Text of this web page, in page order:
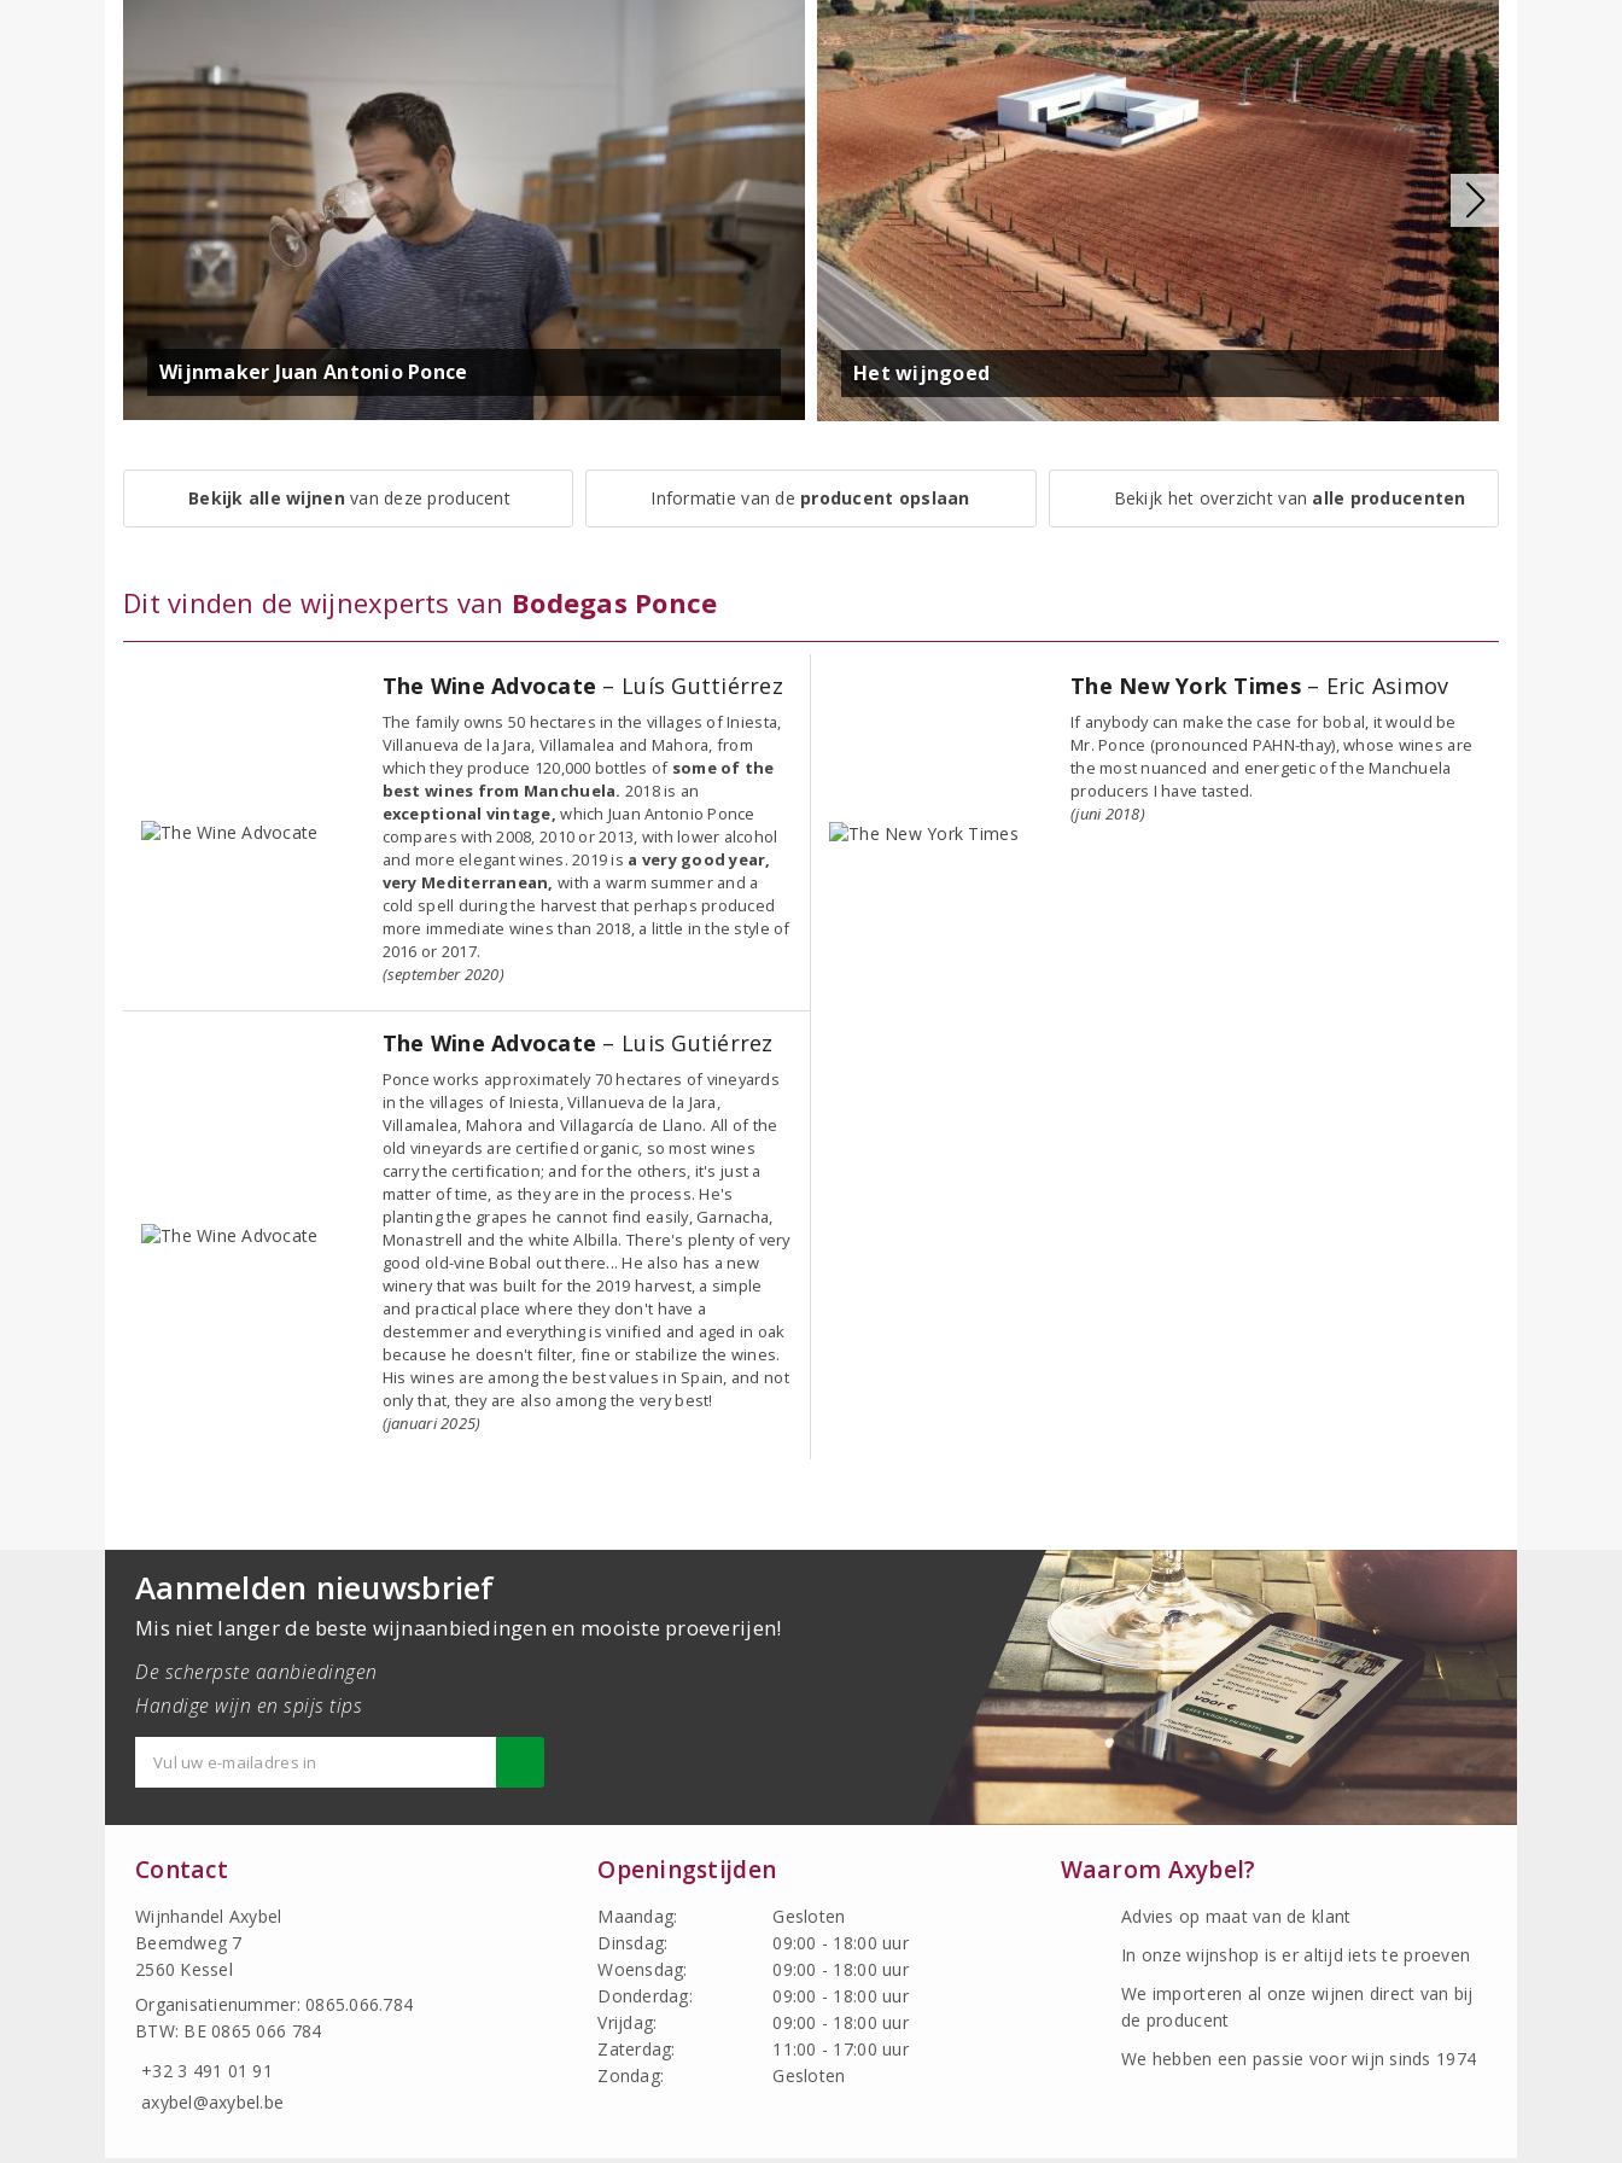
Wijnmaker Juan Antonio Ponce Het wijngoed
Bekijk alle wijnenvan deze producent Informatie van de producent opslaan Bekijk het overzicht van alle producenten
Dit vinden de wijnexperts van Bodegas Ponce
The Wine Advocate – Luís Guttiérrez
The family owns 50 hectares in the villages of Iniesta,
Villanueva de la Jara, Villamalea and Mahora, from
which they produce 120,000 bottles of some of the
best wines from Manchuela. 2018 is an
exceptional vintage, which Juan Antonio Ponce
compares with 2008, 2010 or 2013, with lower alcohol
and more elegant wines. 2019 is a very good year,
very Mediterranean, with a warm summer and a
cold spell during the harvest that perhaps produced
more immediate wines than 2018, a little in the style of
2016 or 2017.
(september 2020)
The New York Times – Eric Asimov
If anybody can make the case for bobal, it would be
Mr. Ponce (pronounced PAHN-thay), whose wines are
the most nuanced and energetic of the Manchuela
producers I have tasted.
(juni 2018)
The Wine Advocate – Luis Gutiérrez
Ponce works approximately 70 hectares of vineyards
in the villages of Iniesta, Villanueva de la Jara,
Villamalea, Mahora and Villagarcía de Llano. All of the
old vineyards are certified organic, so most wines
carry the certification; and for the others, it's just a
matter of time, as they are in the process. He's
planting the grapes he cannot find easily, Garnacha,
Monastrell and the white Albilla. There's plenty of very
good old-vine Bobal out there... He also has a new
winery that was built for the 2019 harvest, a simple
and practical place where they don't have a
destemmer and everything is vinified and aged in oak
because he doesn't filter, fine or stabilize the wines.
His wines are among the best values in Spain, and not
only that, they are also among the very best!
(januari 2025)
Aanmelden nieuwsbrief
Mis niet langer de beste wijnaanbiedingen en mooiste proeverijen!
De scherpste aanbiedingen
Handige wijn en spijs tips
Contact
Wijnhandel Axybel
Beemdweg 7
2560 Kessel
Organisatienummer: 0865.066.784
BTW: BE 0865 066 784
+32 3 491 01 91
axybel@axybel.be
Openingstijden
Maandag:
Gesloten
Dinsdag:
09:00 - 18:00 uur
Woensdag:
09:00 - 18:00 uur
Donderdag:
09:00 - 18:00 uur
Vrijdag:
09:00 - 18:00 uur
Zaterdag:
11:00 - 17:00 uur
Zondag:
Gesloten
Waarom Axybel?
Advies op maat van de klant
In onze wijnshop is er altijd iets te proeven
We importeren al onze wijnen direct van bij
de producent
We hebben een passie voor wijn sinds 1974